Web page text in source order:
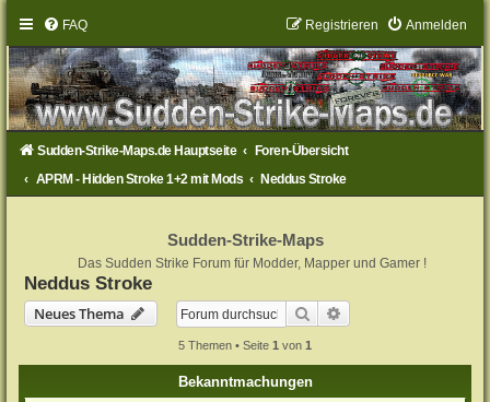
FAQ Anmelden
Registrieren
Sudden-Strike-Maps.de Hauptseite
Foren-Übersicht
APRM - Hidden Stroke 1+2 mit Mods
Neddus Stroke
Sudden-Strike-Maps
Das Sudden Strike Forum für Modder, Mapper und Gamer !
Neddus Stroke
Neues Thema
Suche
5 Themen • Seite 1 von 1
Bekanntmachungen